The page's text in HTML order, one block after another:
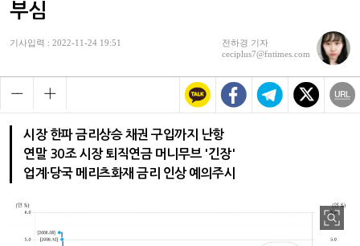
부심
기사입력 : 2022-11-24 19:51
전하경 기자
ceciplus7@fntimes.com
시장 한파 금리상승 채권 구입까지 난항
연말 30조 시장 퇴직연금 머니무브 '긴장'
업계·당국 메리츠화재 금리 인상 예의주시